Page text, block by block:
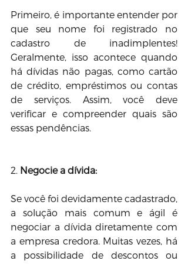
Primeiro, é importante entender por
que seu nome foi registrado no
cadastro de inadimplentes!
Geralmente, isso acontece quando
há dívidas não pagas, como cartão
de crédito, empréstimos ou contas
de serviços. Assim, você deve
verificar e compreender quais são
essas pendências.
2️. Negocie a dívida:
Se você foi devidamente cadastrado,
a solução mais comum e ágil é
negociar a dívida diretamente com
a empresa credora. Muitas vezes, há
a possibilidade de descontos ou